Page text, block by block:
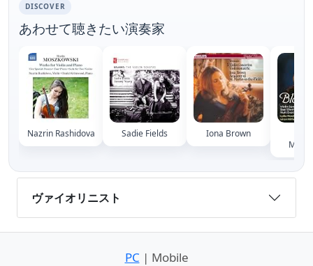
DISCOVER
あわせて聴きたい演奏家
Nazrin Rashidova Sadie Fields Iona Brown
ヴァイオリニスト
PC | Mobile